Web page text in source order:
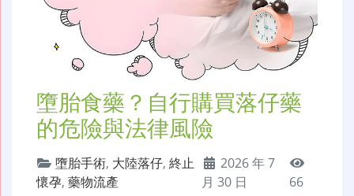
墮胎食藥？自行購買落仔藥
的危險與法律風險
墮胎手術, 大陸落仔, 終止
懷孕, 藥物流產
2026 年 7
月 30 日
66